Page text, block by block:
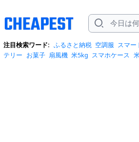
注目検索ワード: ふるさと納税 空調服 スマー
テリー お菓子 扇風機 米5kg スマホケース